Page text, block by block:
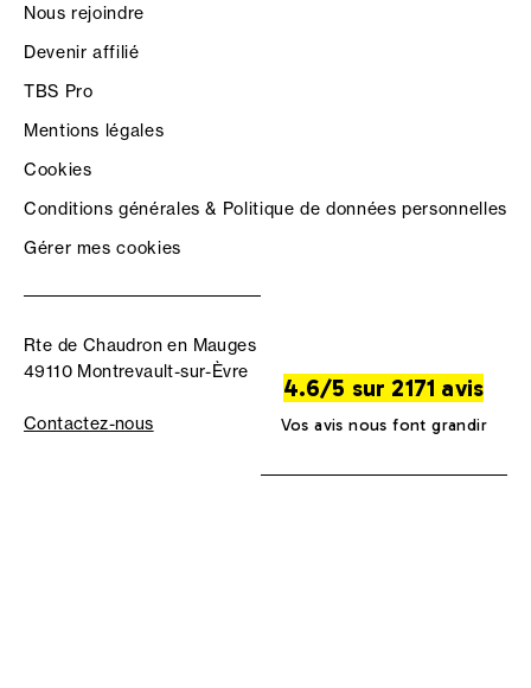
Nous rejoindre
Devenir affilié
TBS Pro
Mentions légales
Cookies
Conditions générales & Politique de données personnelles
Gérer mes cookies
Rte de Chaudron en Mauges
49110 Montrevault-sur-Èvre
Contactez-nous
4.6/5 sur 2171 avis
Vos avis nous font grandir